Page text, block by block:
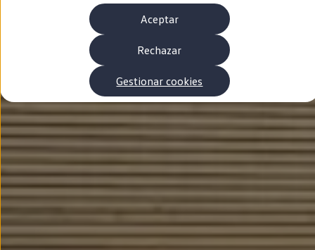
Buscar servicios para tu modelo
Volkswagen Apps, inicio de sesión y tienda
Conectar el móvil con el vehículo
Actualizaciones del software, los mapas y las
Mantenimiento y reparaciones
Revisiones e ITV
Aceite y líquidos del motor
Baterías
Frenos
Motor y chasis
Aire acondicionado y filtros
Faros y lunas
Carrocería y pintura
Llantas y neumáticos
Recambios Volkswagen
Accesorios y merchandising
Seguridad
Transporte
Entretenimiento
Aceptar
Rechazar
Gestionar cookies